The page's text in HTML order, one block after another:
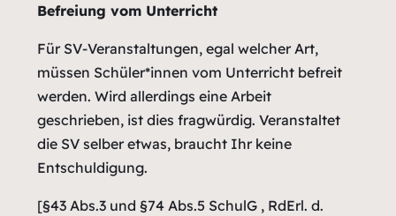
Befreiung vom Unterricht
Für SV-Veranstaltungen, egal welcher Art,
müssen Schüler*innen vom Unterricht befreit
werden. Wird allerdings eine Arbeit
geschrieben, ist dies fragwürdig. Veranstaltet
die SV selber etwas, braucht Ihr keine
Entschuldigung.
[§43 Abs.3 und §74 Abs.5 SchulG , RdErl. d.